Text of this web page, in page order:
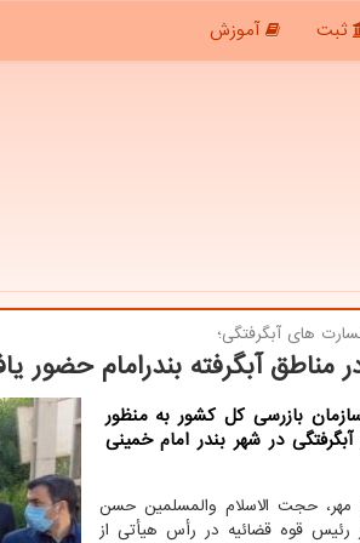
ثبت آموزش
های آبگرفتگی؛
مناطق آبگرفته بندرامام حضور
بازرسی کل کشور به منظور
در شهر بندر امام خمینی
مهر، حجت الاسلام والمسلمین حسن
رئیس قوه قضائیه در رأس هیأتی از